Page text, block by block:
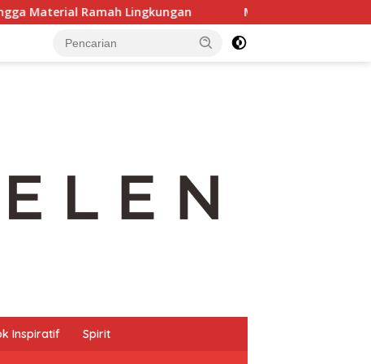
Lingkungan Manufaktur Lampaui Pertumbuhan
Inspiratif Spirit